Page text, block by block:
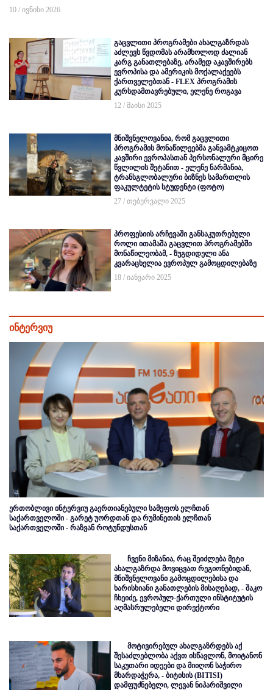
10 / ივნისი 2026
გაცვლითი პროგრამები ახალგაზრდას
აძლევს წვდომას არამხოლოდ ძალიან
კარგ განათლებაზე, არამედ აკავშირებს
ევროპისა და ამერიკის მოქალაქეებს
ქართველებთან - FLEX პროგრამის
კურსდამთავრებული, ელენე როგავა
12 / მაისი 2025
მნიშვნელოვანია, რომ გაცვლითი
პროგრამის მონაწილეებმა განვამტკიცოთ
კავშირი ევროპასთან პერსონალური მცირე
წვლილის შეტანით - ელენე ნარმანია,
ტრანსგლობალური ბიზნეს სამართლის
ფაკულტეტის სტუდენტი (ფოტო)
27 / თებერვალი 2025
პროფესიის არჩევაში განსაკუთრებული
როლი ითამაშა გაცვლით პროგრამებში
მონაწილეობამ, - ზუგდიდელი ანა
კვარაცხელია ევროპულ გამოცდილებაზე
18 / იანვარი 2025
ინტერვიუ
ერთობლივი ინტერვიუ გაერთიანებული სამეფოს ელჩთან
საქართველოში - გარეტ უორდთან და რუმინეთის ელჩთან
საქართველოში - რაზვან როტუნდუსთან
ჩვენი მიზანია, რაც შეიძლება მეტი
ახალგაზრდა მოვიცვათ რეგიონებიდან,
მნიშვნელოვანი გამოცდილებისა და
ხარისხიანი განათლების მისაღებად, - შაკო
ჩხეიძე, ევროპულ-ქართული ინსტიტუტის
აღმასრულებელი დირექტორი
მოტივირებულ ახალგაზრდებს აქ
შესაძლებლობა აქვთ ისწავლონ, მოიტანონ
საკუთარი იდეები და მიიღონ საჭირო
მხარდაჭერა, - ბიტისის (BITISI)
დამფუძნებელი, ლევან ნიპარიშვილი